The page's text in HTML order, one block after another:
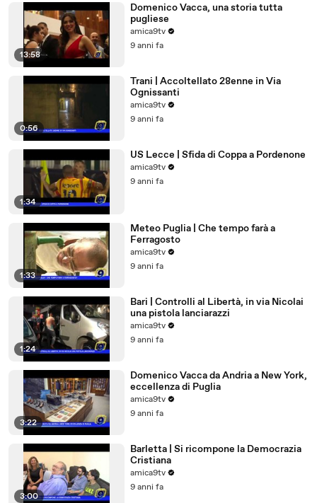
13:58
Domenico Vacca, una storia tutta
pugliese
amica9tv
9 anni fa
0:56
Trani | Accoltellato 28enne in Via
Ognissanti
amica9tv
9 anni fa
1:34
US Lecce | Sfida di Coppa a Pordenone
amica9tv
9 anni fa
1:33
Meteo Puglia | Che tempo farà a
Ferragosto
amica9tv
9 anni fa
1:24
Bari | Controlli al Libertà, in via Nicolai
una pistola lanciarazzi
amica9tv
9 anni fa
3:22
Domenico Vacca da Andria a New York,
eccellenza di Puglia
amica9tv
9 anni fa
3:00
Barletta | Si ricompone la Democrazia
Cristiana
amica9tv
9 anni fa